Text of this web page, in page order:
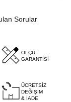
Sorular
ÖLÇÜ
GARANTİSİ
ÜCRETSİZ
DEĞİŞİM
& İADE